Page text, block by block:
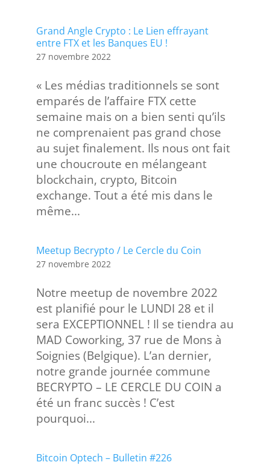
Grand Angle Crypto : Le Lien effrayant
entre FTX et les Banques EU !
27 novembre 2022
« Les médias traditionnels se sont
emparés de l’affaire FTX cette
semaine mais on a bien senti qu’ils
ne comprenaient pas grand chose
au sujet finalement. Ils nous ont fait
une choucroute en mélangeant
blockchain, crypto, Bitcoin
exchange. Tout a été mis dans le
même...
Meetup Becrypto / Le Cercle du Coin
27 novembre 2022
Notre meetup de novembre 2022
est planifié pour le LUNDI 28 et il
sera EXCEPTIONNEL ! Il se tiendra au
MAD Coworking, 37 rue de Mons à
Soignies (Belgique). L’an dernier,
notre grande journée commune
BECRYPTO – LE CERCLE DU COIN a
été un franc succès ! C’est
pourquoi...
Bitcoin Optech – Bulletin #226